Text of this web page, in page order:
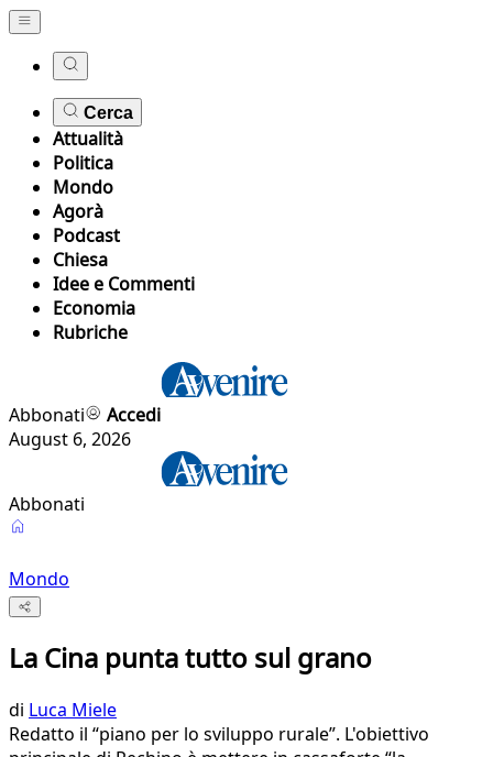
Cerca
Attualità
Politica
Mondo
Agorà
Podcast
Chiesa
Idee e Commenti
Economia
Rubriche
Abbonati
Accedi
August 6, 2026
Abbonati
Mondo
La Cina punta tutto sul grano
di Luca Miele
Redatto il “piano per lo sviluppo rurale”. L'obiettivo